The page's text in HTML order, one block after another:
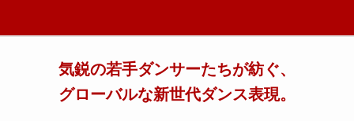
気鋭の若手ダンサーたちが紡ぐ、
グローバルな新世代ダンス表現。